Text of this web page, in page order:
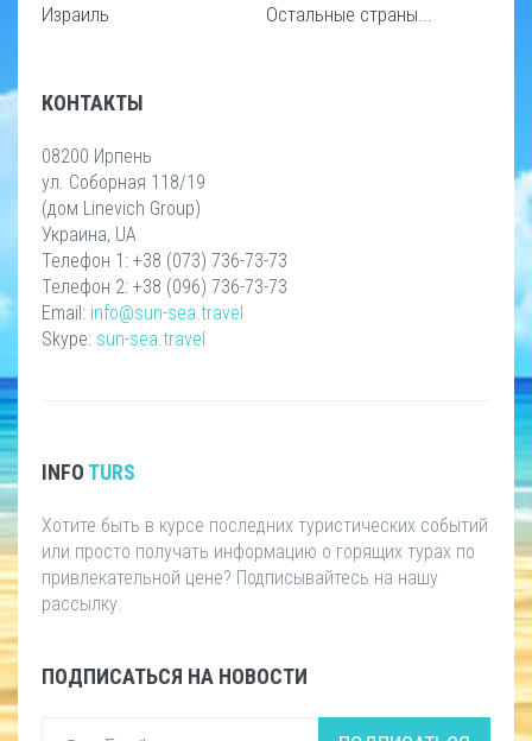
Израиль
Остальные страны...
КОНТАКТЫ
08200 Ирпень
ул. Соборная 118/19
(дом Linevich Group)
Украина, UA
Телефон 1: +38 (073) 736-73-73
Телефон 2: +38 (096) 736-73-73
Email: info@sun-sea.travel
Skype: sun-sea.travel
INFO TURS
Хотите быть в курсе последних туристических событий
или просто получать информацию о горящих турах по
привлекательной цене? Подписывайтесь на нашу
рассылку.
ПОДПИСАТЬСЯ НА НОВОСТИ